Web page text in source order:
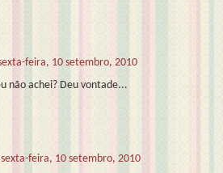
feira, 10 setembro, 2010
não achei? Deu vontade...
sexta-feira, 10 setembro, 2010